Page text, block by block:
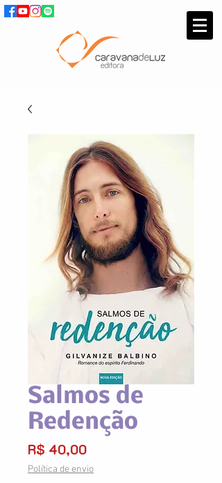
Salmos de
Redenção
R$ 40,00Preço
Política de envio